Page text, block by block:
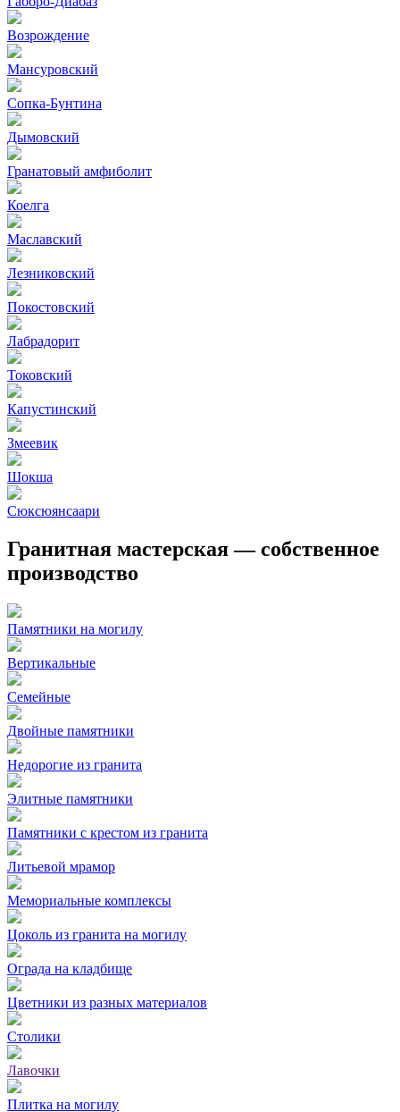
Возрождение
Мансуровский
Сопка-Бунтина
Дымовский
Гранатовый амфиболит
Коелга
Маславский
Лезниковский
Покостовский
Лабрадорит
Токовский
Капустинский
Змеевик
Шокша
Сюксюянсаари
Гранитная мастерская — собственное
производство
Памятники на могилу
Вертикальные
Семейные
Двойные памятники
Недорогие из гранита
Элитные памятники
Памятники с крестом из гранита
Литьевой мрамор
Мемориальные комплексы
Цоколь из гранита на могилу
Ограда на кладбище
Цветники из разных материалов
Столики
Лавочки
Плитка на могилу